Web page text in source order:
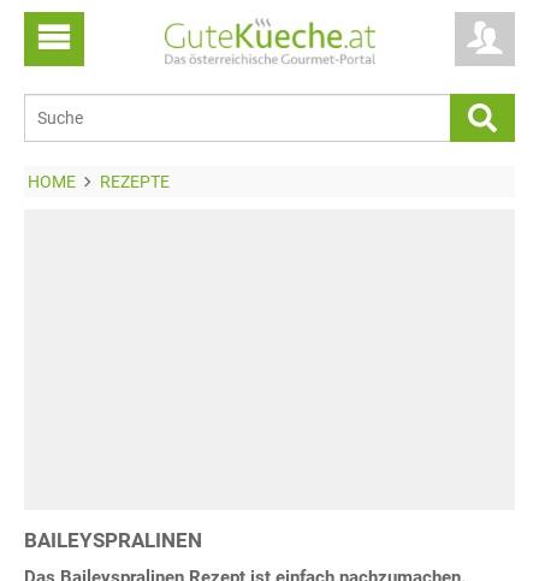
HOME REZEPTE
BAILEYSPRALINEN